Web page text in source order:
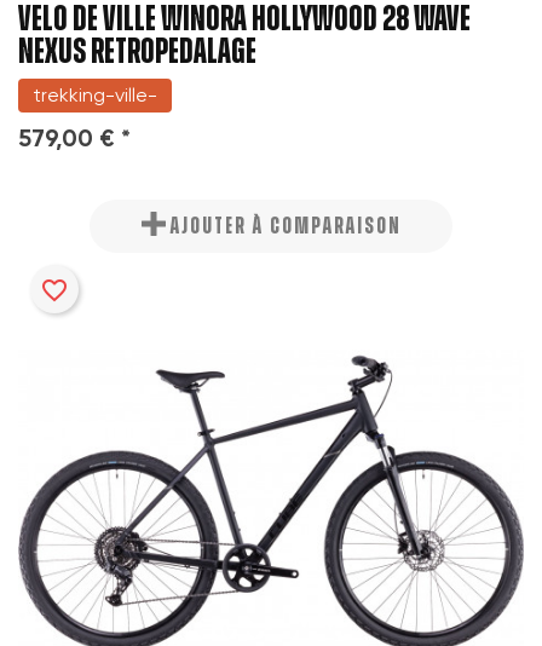
VELO DE VILLE WINORA HOLLYWOOD 28 WAVE
NEXUS RETROPEDALAGE
trekking-ville-
579,00 € *
AJOUTER À COMPARAISON
favorite_border